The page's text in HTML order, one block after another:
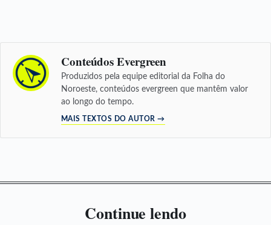
Conteúdos Evergreen
Produzidos pela equipe editorial da Folha do
Noroeste, conteúdos evergreen que mantêm valor
ao longo do tempo.
MAIS TEXTOS DO AUTOR →
Continue lendo